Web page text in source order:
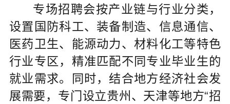
专场招聘会按产业链与行业分类，
设置国防科工、装备制造、信息通信、
医药卫生、能源动力、材料化工等特色
行业专区，精准匹配不同专业毕业生的
就业需求。同时，结合地方经济社会发
展需要，专门设立贵州、天津等地方“招